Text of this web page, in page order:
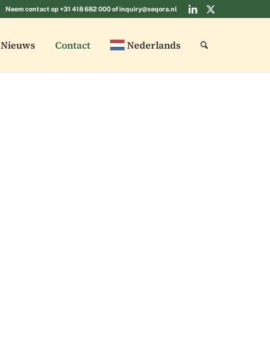
Neem contact op+31 418 682 000ofinquiry@seqora.nl
Nieuws Contact Nederlands